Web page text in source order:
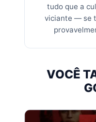
tudo que a
viciante — se
VOCÊ